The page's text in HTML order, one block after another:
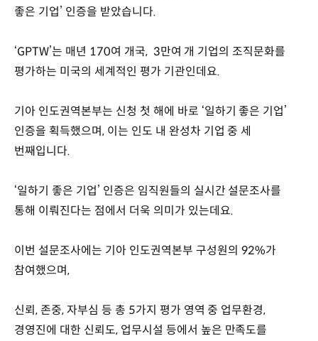
좋은 기업’ 인증을 받았습니다.
‘GPTW’는 매년 170여 개국, 3만여 개 기업의 조직문화를
평가하는 미국의 세계적인 평가 기관인데요.
기아 인도권역본부는 신청 첫 해에 바로 ‘일하기 좋은 기업’
인증을 획득했으며, 이는 인도 내 완성차 기업 중 세
번째입니다.
‘일하기 좋은 기업’ 인증은 임직원들의 실시간 설문조사를
통해 이뤄진다는 점에서 더욱 의미가 있는데요.
이번 설문조사에는 기아 인도권역본부 구성원의 92%가
참여했으며,
신뢰, 존중, 자부심 등 총 5가지 평가 영역 중 업무환경,
경영진에 대한 신뢰도, 업무시설 등에서 높은 만족도를